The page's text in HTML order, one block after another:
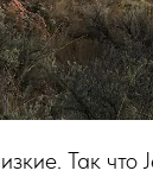
Так что